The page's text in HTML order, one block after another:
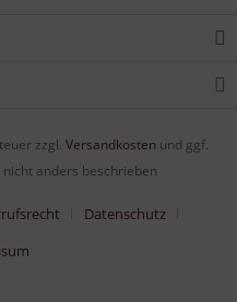
zzgl. Versandkosten und ggf.
anders beschrieben
Datenschutz